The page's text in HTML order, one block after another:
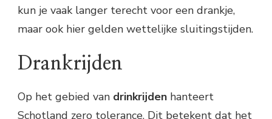
kun je vaak langer terecht voor een drankje,
maar ook hier gelden wettelijke sluitingstijden.
Drankrijden
Op het gebied van drinkrijden hanteert
Schotland zero tolerance. Dit betekent dat het